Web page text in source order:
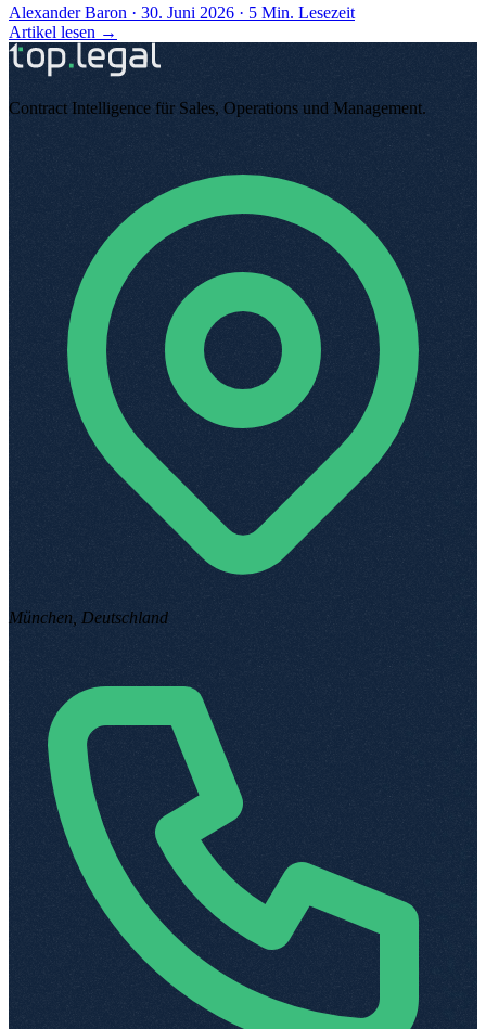
Alexander Baron · 30. Juni 2026 · 5 Min. Lesezeit
Artikel lesen →
Contract Intelligence für Sales, Operations und Management.
München, Deutschland